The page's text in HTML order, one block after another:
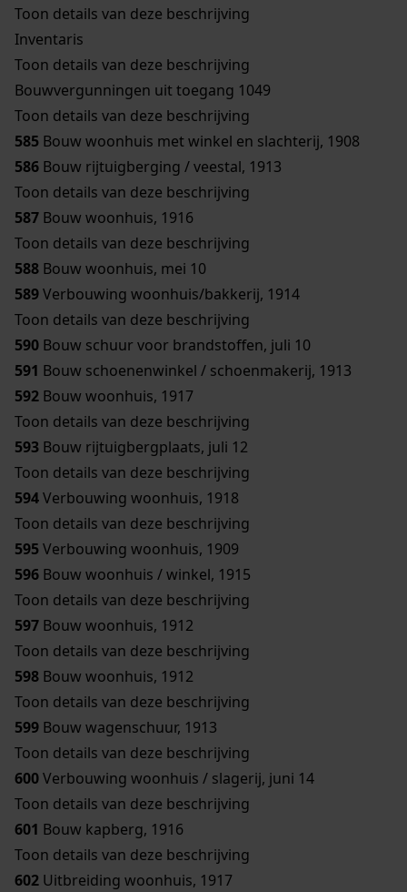
Toon details van deze beschrijving
Inventaris
Toon details van deze beschrijving
Bouwvergunningen uit toegang 1049
Toon details van deze beschrijving
585 Bouw woonhuis met winkel en slachterij, 1908
586 Bouw rijtuigberging / veestal, 1913
Toon details van deze beschrijving
587 Bouw woonhuis, 1916
Toon details van deze beschrijving
588 Bouw woonhuis, mei 10
589Verbouwing woonhuis/bakkerij, 1914
Toon details van deze beschrijving
590 Bouw schuur voor brandstoffen, juli 10
591 Bouw schoenenwinkel / schoenmakerij, 1913
592 Bouw woonhuis, 1917
Toon details van deze beschrijving
593 Bouw rijtuigbergplaats, juli 12
Toon details van deze beschrijving
594Verbouwing woonhuis, 1918
Toon details van deze beschrijving
595Verbouwing woonhuis, 1909
596 Bouw woonhuis / winkel, 1915
Toon details van deze beschrijving
597 Bouw woonhuis, 1912
Toon details van deze beschrijving
598 Bouw woonhuis, 1912
Toon details van deze beschrijving
599 Bouw wagenschuur, 1913
Toon details van deze beschrijving
600Verbouwing woonhuis / slagerij, juni 14
Toon details van deze beschrijving
601 Bouw kapberg, 1916
Toon details van deze beschrijving
602 Uitbreiding woonhuis, 1917